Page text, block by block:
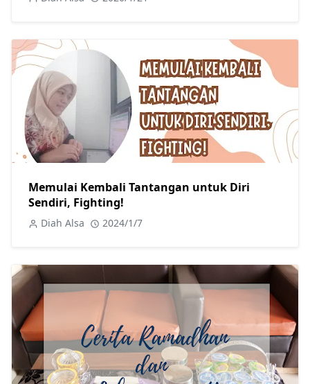
Memulai Kembali Tantangan untuk Diri
Sendiri, Fighting!
Diah Alsa 2024/1/7